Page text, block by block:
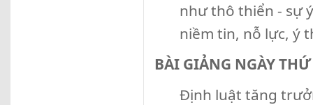
như thô thiển - sự
niềm tin, nỗ lực, ý
BÀI GIẢNG NGÀY
Định luật tăng